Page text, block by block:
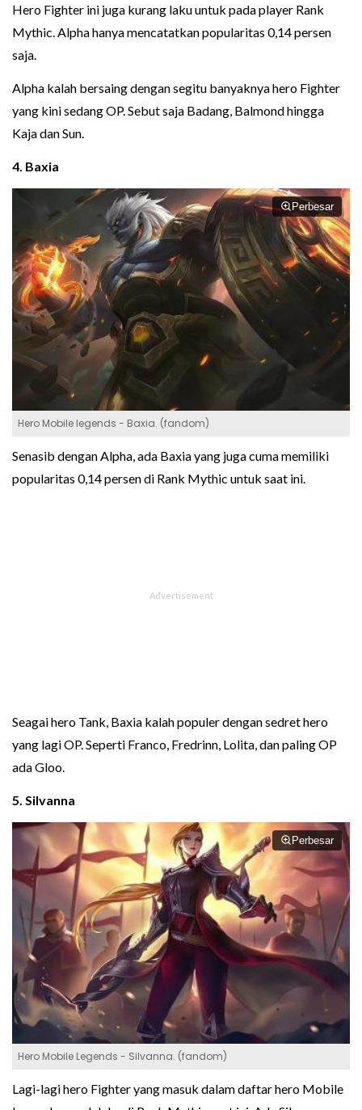
Hero Fighter ini juga kurang laku untuk pada player Rank
Mythic. Alpha hanya mencatatkan popularitas 0,14 persen
saja.
Alpha kalah bersaing dengan segitu banyaknya hero Fighter
yang kini sedang OP. Sebut saja Badang, Balmond hingga
Kaja dan Sun.
4. Baxia
Perbesar
Hero Mobile legends - Baxia. (fandom)
Senasib dengan Alpha, ada Baxia yang juga cuma memiliki
popularitas 0,14 persen di Rank Mythic untuk saat ini.
Seagai hero Tank, Baxia kalah populer dengan sedret hero
yang lagi OP. Seperti Franco, Fredrinn, Lolita, dan paling OP
ada Gloo.
5. Silvanna
Perbesar
Hero Mobile Legends - Silvanna. (fandom)
Lagi-lagi hero Fighter yang masuk dalam daftar hero Mobile